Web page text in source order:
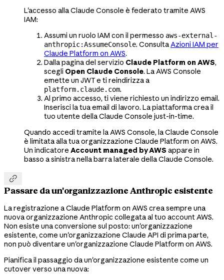
L'accesso alla Claude Console è federato tramite AWS
IAM:
Assumi un ruolo IAM con il permesso aws-external-
anthropic:AssumeConsole. ConsultaAzioni IAM per
Claude Platform on AWS.
Dalla pagina del servizio Claude Platform on AWS,
scegli Open Claude Console. La AWS Console
emette un JWT e ti reindirizza a
platform.claude.com.
Al primo accesso, ti viene richiesto un indirizzo email.
Inserisci la tua email di lavoro. La piattaforma crea il
tuo utente della Claude Console just-in-time.
Quando accedi tramite la AWS Console, la Claude Console
è limitata alla tua organizzazione Claude Platform on AWS.
Un indicatore Account managed by AWS appare in
basso a sinistra nella barra laterale della Claude Console.

Passare da un'organizzazione Anthropic esistente
La registrazione a Claude Platform on AWS crea sempre una
nuova organizzazione Anthropic collegata al tuo account AWS.
Non esiste una conversione sul posto: un'organizzazione
esistente, come un'organizzazione Claude API di prima parte,
non può diventare un'organizzazione Claude Platform on AWS.
Pianifica il passaggio da un'organizzazione esistente come un
cutover verso una nuova: